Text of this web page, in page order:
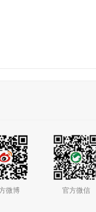
官方微信
微博